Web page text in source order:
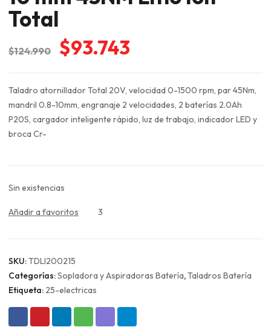
Total
$124.990
El
original
era:
$124.990.
$93.743
actual
es:
$93.743.
Taladro atornillador Total 20V, velocidad 0-1500 rpm, par 45Nm,
mandril 0.8-10mm, engranaje 2 velocidades, 2 baterías 2.0Ah
P20S, cargador inteligente rápido, luz de trabajo, indicador LED y
broca Cr-
Sin existencias
Añadir a favoritos 3
SKU:TDLI200215
Categorías:Sopladora y Aspiradoras Batería,Taladros Batería
Etiqueta: 25-electricas